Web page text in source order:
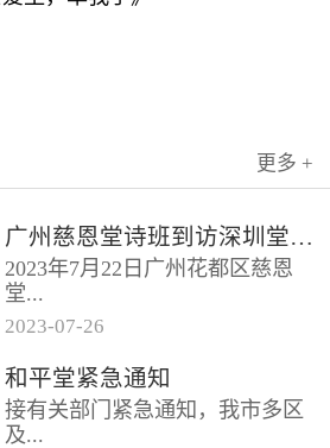
更多 +
广州慈恩堂诗班到访深圳堂、和平堂
2023年7月22日广州花都区慈恩
堂...
联合诗班在叶海莲牧师的带领
下，先后到访基督教和平堂、深
圳堂。 上午和平堂教...
2023-07-26
和平堂紧急通知
接有关部门紧急通知，我市多区
及...